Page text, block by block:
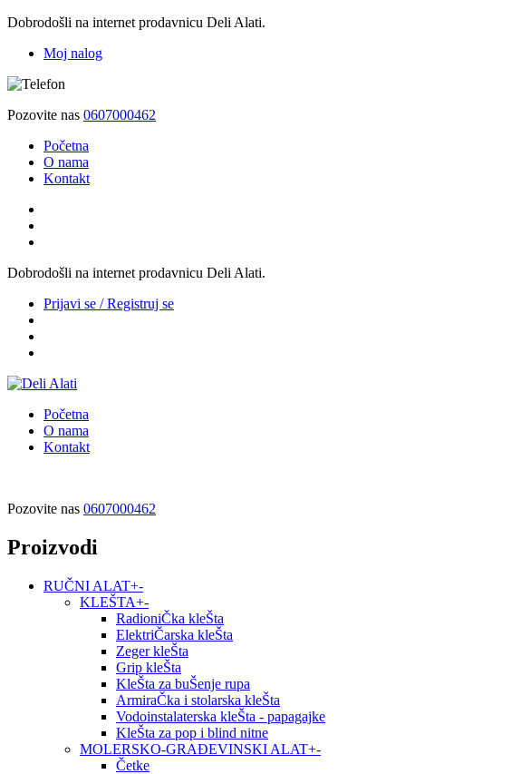
Dobrodošli na internet prodavnicu Deli Alati.
Moj nalog
Pozovite nas 0607000462
Početna
O nama
Kontakt
Dobrodošli na internet prodavnicu Deli Alati.
Prijavi se / Registruj se
Početna
O nama
Kontakt
Pozovite nas 0607000462
Proizvodi
RUČNI ALAT+-
KLEŠTA+-
RadioniČka kleŠta
ElektriČarska kleŠta
Zeger kleŠta
Grip kleŠta
KleŠta za buŠenje rupa
ArmiraČka i stolarska kleŠta
Vodoinstalaterska kleŠta - papagajke
KleŠta za pop i blind nitne
MOLERSKO-GRAĐEVINSKI ALAT+-
Četke